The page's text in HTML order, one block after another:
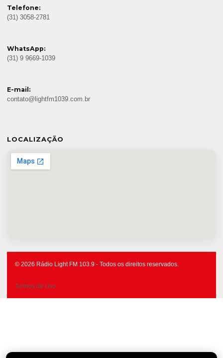
Telefone:
(31) 3058-2781
WhatsApp:
(31) 9 9669-1039
E-mail:
contato@lightfm1039.com.br
LOCALIZAÇÃO
© 2026 Rádio Light FM 103.9 - Todos os direitos reservados.
Termos de Uso